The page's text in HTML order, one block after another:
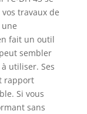
travaux de
fait un outil
sembler
utiliser. Ses
rapport
Si vous
sans